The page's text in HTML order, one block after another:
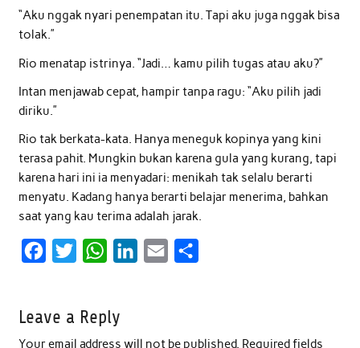
“Aku nggak nyari penempatan itu. Tapi aku juga nggak bisa
tolak.”
Rio menatap istrinya. “Jadi… kamu pilih tugas atau aku?”
Intan menjawab cepat, hampir tanpa ragu: “Aku pilih jadi
diriku.”
Rio tak berkata-kata. Hanya meneguk kopinya yang kini
terasa pahit. Mungkin bukan karena gula yang kurang, tapi
karena hari ini ia menyadari: menikah tak selalu berarti
menyatu. Kadang hanya berarti belajar menerima, bahkan
saat yang kau terima adalah jarak.
e
W
t
Leave a Reply
Your email address will not be published. Required fields